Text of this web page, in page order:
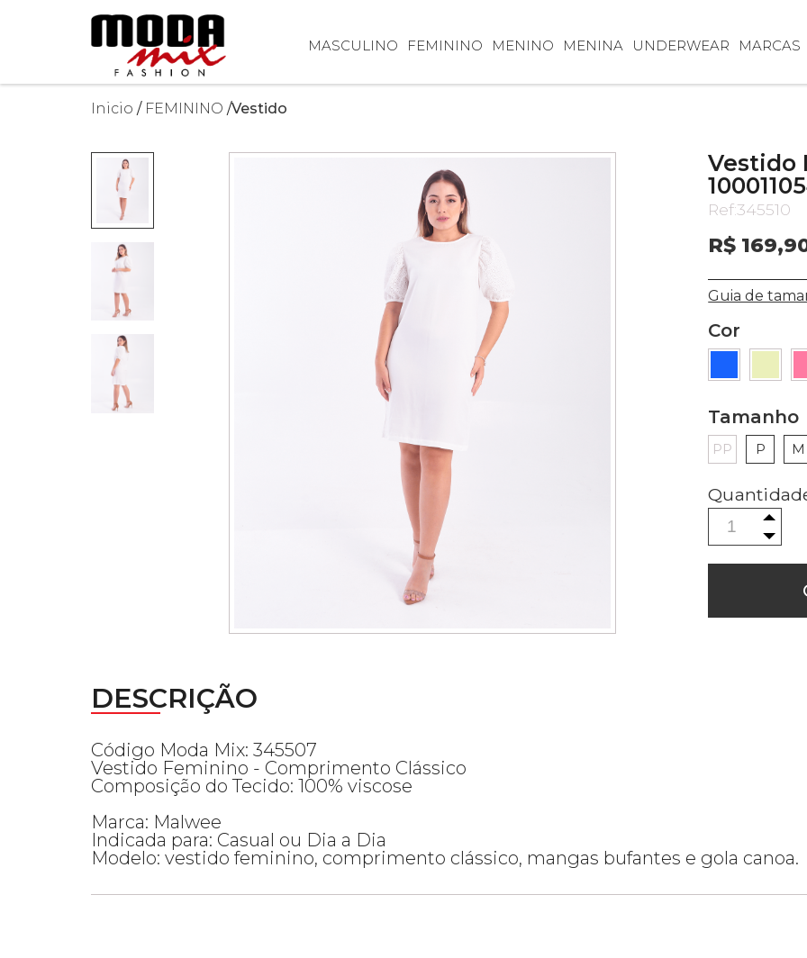
MARCAS
MASCULINO FEMININO MENINO MENINA UNDERWEAR
Inicio FEMININO Vestido
Vestido
Ref:345510
R$
Guia de
Cor
Tamanho
PP P M
DESCRIÇÃO
Código Moda Mix: 345507
Vestido Feminino - Comprimento Clássico
Composição do Tecido: 100% viscose
Marca: Malwee
Indicada para: Casual ou Dia a Dia
Modelo: vestido feminino, comprimento clássico, mangas bufantes e gola canoa.